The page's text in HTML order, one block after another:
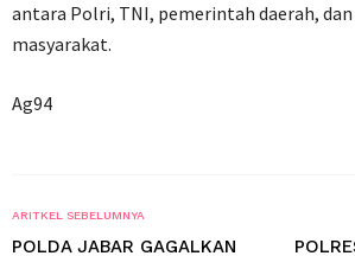
antara Polri, TNI, pemerintah daerah,
masyarakat.
Ag94
ARITKEL SEBELUMNYA
POLDA JABAR GAGALKAN